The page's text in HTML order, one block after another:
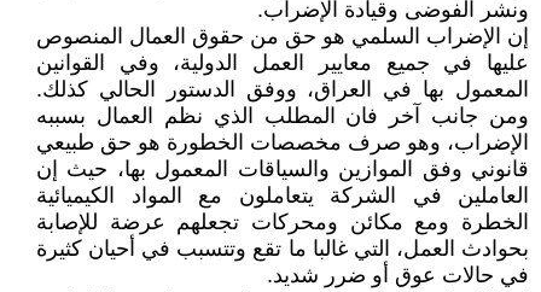
ونشر الفوضى وقيادة الإضراب.
إن الإضراب السلمي هو حق من حقوق العمال المنصوص
عليها في جميع معايير العمل الدولية، وفي القوانين
المعمول بها في العراق، ووفق الدستور الحالي كذلك.
ومن جانب آخر فان المطلب الذي نظم العمال بسببه
الإضراب، وهو صرف مخصصات الخطورة هو حق طبيعي
قانوني وفق الموازين والسياقات المعمول بها، حيث إن
العاملين في الشركة يتعاملون مع المواد الكيميائية
الخطرة ومع مكائن ومحركات تجعلهم عرضة للإصابة
بحوادث العمل، التي غالبا ما تقع وتتسبب في أحيان كثيرة
في حالات عوق أو ضرر شديد.